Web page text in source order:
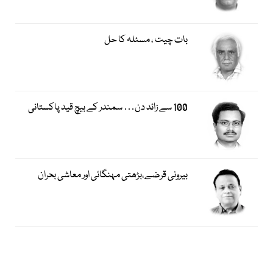
بات چیت ، مسئلہ کا حل
100 سے زائد دن… سمندر کے بیچ قید پاکستانی
بیرونی قرضے،بڑھتی مہنگائی اور معاشی بحران